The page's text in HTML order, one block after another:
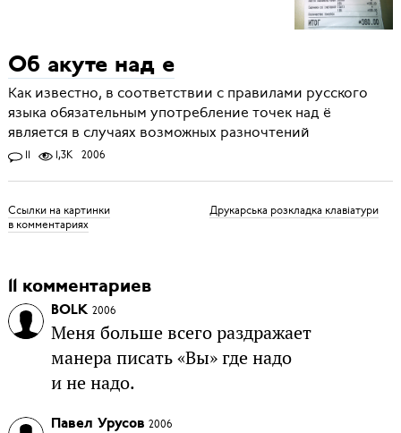
Об акуте над е
Как известно, в соответствии с правилами русского
языка обязательным употребление точек над ё
является в случаях возможных разночтений
11 1,3K 2006
Ссылки на картинки
в комментариях
Друкарська розкладка клавіатури
11 комментариев
BOLK 2006
Меня больше всего раздражает
манера писать «Вы» где надо
и не надо.
Павел Урусов 2006